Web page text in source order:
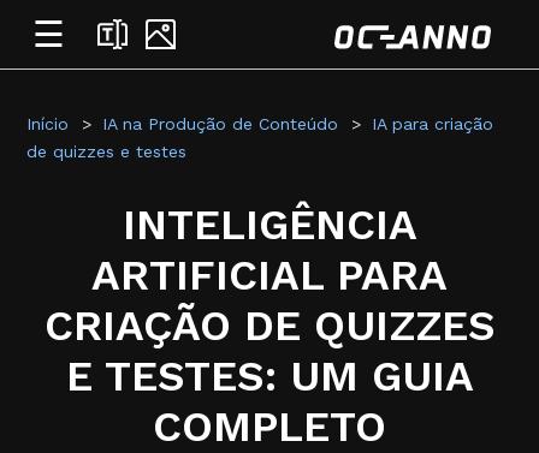
☰
Início IA na Produção de Conteúdo
IA para criação
de quizzes e testes
INTELIGÊNCIA
ARTIFICIAL PARA
CRIAÇÃO DE QUIZZES
E TESTES: UM GUIA
COMPLETO